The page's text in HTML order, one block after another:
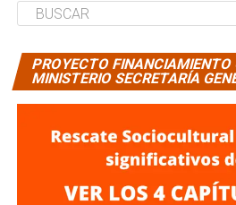
PROYECTO FINANCIAMIENTO
MINISTERIO SECRETARÍA